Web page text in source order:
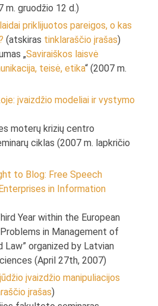
m. gruodžio 12 d.)
priklijuotos pareigos, o kas
(atskiras tinklaraščio įrašas)
„Saviraiškos laisvė
teisė, etika“ (2007 m.
įvaizdžio modeliai ir vystymo
moterų krizių centro
ciklas (2007 m. lapkričio
to Blog: Free Speech
in Information
Year within the European
in Management of
Law” organized by Latvian
(April 27th, 2007)
įvaizdžio manipuliacijos
įrašas)